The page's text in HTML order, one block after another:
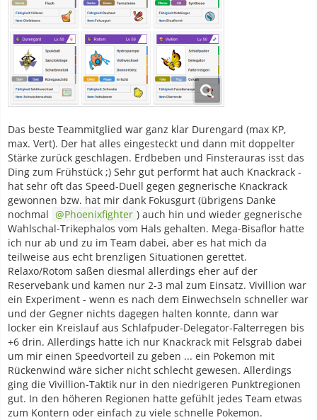
Das beste Teammitglied war ganz klar Durengard (max KP,
max. Vert). Der hat alles eingesteckt und dann mit doppelter
Stärke zurück geschlagen. Erdbeben und Finsterauras isst das
Ding zum Frühstück ;) Sehr gut performt hat auch Knackrack -
hat sehr oft das Speed-Duell gegen gegnerische Knackrack
gewonnen bzw. hat mir dank Fokusgurt (übrigens Danke
nochmal
Phoenixfighter ) auch hin und wieder gegnerische
Wahlschal-Trikephalos vom Hals gehalten. Mega-Bisaflor hatte
ich nur ab und zu im Team dabei, aber es hat mich da
teilweise aus echt brenzligen Situationen gerettet.
Relaxo/Rotom saßen diesmal allerdings eher auf der
Reservebank und kamen nur 2-3 mal zum Einsatz. Vivillion war
ein Experiment - wenn es nach dem Einwechseln schneller war
und der Gegner nichts dagegen halten konnte, dann war
locker ein Kreislauf aus Schlafpuder-Delegator-Falterregen bis
+6 drin. Allerdings hatte ich nur Knackrack mit Felsgrab dabei
um mir einen Speedvorteil zu geben ... ein Pokemon mit
Rückenwind wäre sicher nicht schlecht gewesen. Allerdings
ging die Vivillion-Taktik nur in den niedrigeren Punktregionen
gut. In den höheren Regionen hatte gefühlt jedes Team etwas
zum Kontern oder einfach zu viele schnelle Pokemon.